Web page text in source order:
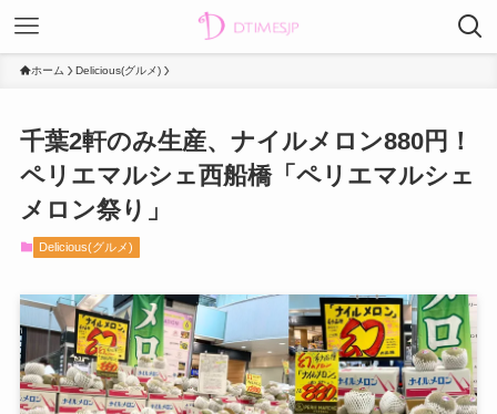
ホーム Delicious(グルメ)
千葉2軒のみ生産、ナイルメロン880円！
ペリエマルシェ西船橋「ペリエマルシェ
メロン祭り」
Delicious(グルメ)